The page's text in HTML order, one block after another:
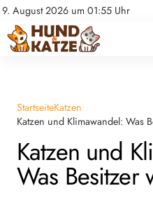
9. August 2026 um 01:55 Uhr
Datenschutz
Impressum
Pferde
Ratgeber
StartseiteKatzen
Katzen und Klimawandel: Was
Katzen und
Was Besitzer